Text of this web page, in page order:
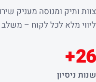
צוות ותיק ומנוסה מעניק
ליווי מלא לכל לקוח – משלב
26+
שנות ניסיון